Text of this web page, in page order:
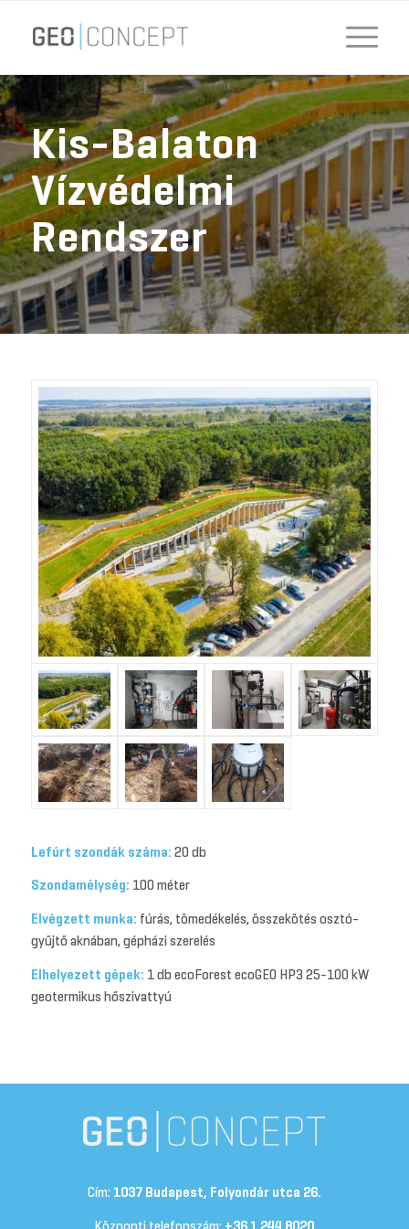
Kis-Balaton
Vízvédelmi
Rendszer
Lefúrt szondák száma: 20 db
Szondamélység: 100 méter
Elvégzett munka: fúrás, tömedékelés, összekötés osztó-
gyűjtő aknában, gépházi szerelés
Elhelyezett gépek: 1 db ecoForest ecoGEO HP3 25-100 kW
geotermikus hőszivattyú
Cím: 1037 Budapest, Folyondár utca 26.